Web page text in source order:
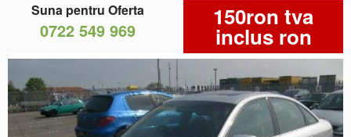
Suna pentru Oferta
0722 549 969 150ron tva
inclus ron